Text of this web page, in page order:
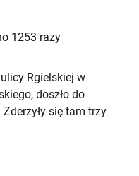
1253 razy
Rgielskiej w
doszło do
się tam trzy